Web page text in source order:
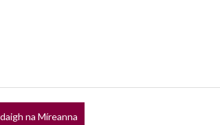
na Míreanna